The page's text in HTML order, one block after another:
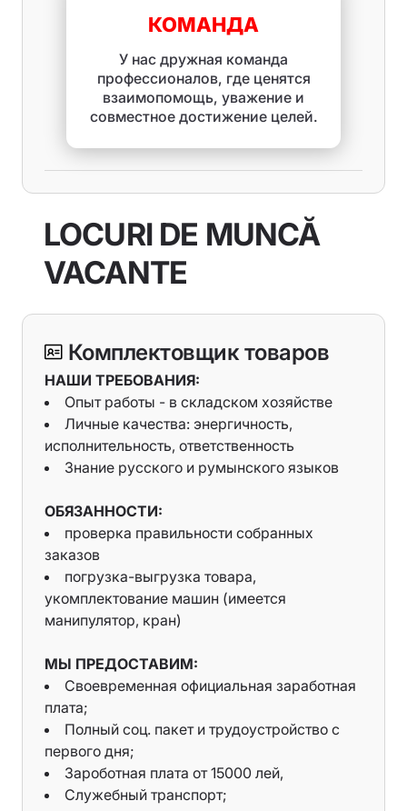
КОМАНДА
У нас дружная команда
профессионалов, где ценятся
взаимопомощь, уважение и
совместное достижение целей.
LOCURI DE MUNCĂ
VACANTE
Комплектовщик товаров
НАШИ ТРЕБОВАНИЯ:
Опыт работы - в складском хозяйстве
Личные качества: энергичность,
исполнительность, ответственность
Знание русского и румынского языков
ОБЯЗАННОСТИ:
проверка правильности собранных
заказов
погрузка-выгрузка товара,
укомплектование машин (имеется
манипулятор, кран)
МЫ ПРЕДОСТАВИМ:
Своевременная официальная заработная
плата;
Полный соц. пакет и трудоустройство с
первого дня;
Зароботная плата от 15000 лей,
Служебный транспорт;